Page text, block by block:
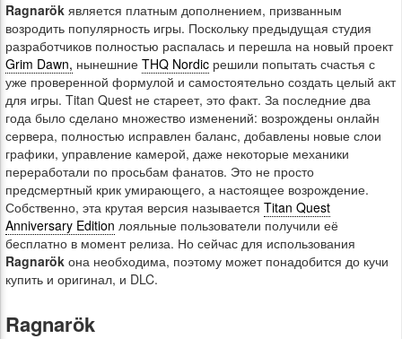
Ragnarök является платным дополнением, призванным
возродить популярность игры. Поскольку предыдущая студия
разработчиков полностью распалась и перешла на новый проект
Grim Dawn, нынешние THQ Nordic решили попытать счастья с
уже проверенной формулой и самостоятельно создать целый акт
для игры. Titan Quest не стареет, это факт. За последние два
года было сделано множество изменений: возрождены онлайн
сервера, полностью исправлен баланс, добавлены новые слои
графики, управление камерой, даже некоторые механики
переработали по просьбам фанатов. Это не просто
предсмертный крик умирающего, а настоящее возрождение.
Собственно, эта крутая версия называется Titan Quest
Anniversary Edition лояльные пользователи получили её
бесплатно в момент релиза. Но сейчас для использования
Ragnarök она необходима, поэтому может понадобится до кучи
купить и оригинал, и DLC.
Ragnarök